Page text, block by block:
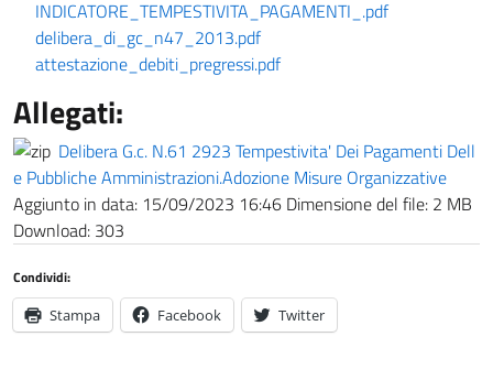
INDICATORE_TEMPESTIVITA_PAGAMENTI_.pdf
delibera_di_gc_n47_2013.pdf
attestazione_debiti_pregressi.pdf
Allegati:
Delibera G.c. N.61 2923 Tempestivita' Dei Pagamenti Dell
e Pubbliche Amministrazioni.Adozione Misure Organizzative
Aggiunto in data: 15/09/2023 16:46 Dimensione del file: 2 MB
Download: 303
Condividi:
Stampa Facebook Twitter